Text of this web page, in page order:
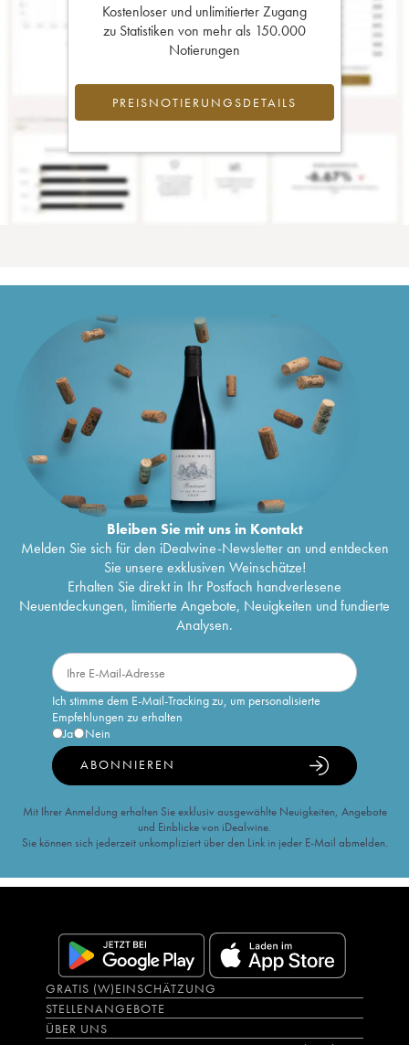
Kostenloser und unlimitierter Zugang
zu Statistiken von mehr als 150.000
Notierungen
PREISNOTIERUNGSDETAILS
Bleiben Sie mit uns in Kontakt
Melden Sie sich für den iDealwine-Newsletter an und entdecken
Sie unsere exklusiven Weinschätze!
Erhalten Sie direkt in Ihr Postfach handverlesene
Neuentdeckungen, limitierte Angebote, Neuigkeiten und fundierte
Analysen.
Ich stimme dem E-Mail-Tracking zu, um personalisierte
Empfehlungen zu erhalten
Ja
Nein
ABONNIEREN
Mit Ihrer Anmeldung erhalten Sie exklusiv ausgewählte Neuigkeiten, Angebote
und Einblicke von iDealwine.
Sie können sich jederzeit unkompliziert über den Link in jeder E-Mail abmelden.
GRATIS (W)EINSCHÄTZUNG
STELLENANGEBOTE
ÜBER UNS